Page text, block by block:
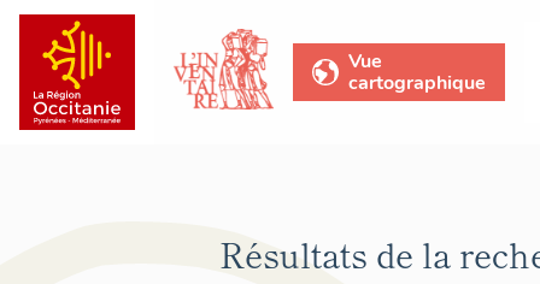
Vue
cartographique
Résultats de la